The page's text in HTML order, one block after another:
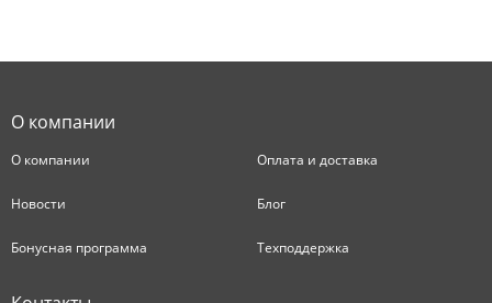
О компании
О компании Оплата и доставка
Новости Блог
Бонусная программа Техподдержка